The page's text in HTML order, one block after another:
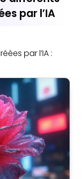
par l’IA
par l’IA :